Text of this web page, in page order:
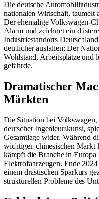
Die deutsche
nationalen Wirtschaft, taumelt
Der ehemalige Volkswagen-
Alarm und zeichnet ein
Industriestandorts
deutlicher ausfallen: Der
Wohlstand, Arbeitsplätze und
gefährde.
Dramatischer
Märkten
Die Situation bei Volkswagen,
deutscher Ingenieurskunst,
Gesamtlage wider. Während
wichtigen chinesischen
kämpft die Branche in Europa
Elektrofahrzeugen. Ende
einem drastischen Sparkurs
strukturellen Probleme des